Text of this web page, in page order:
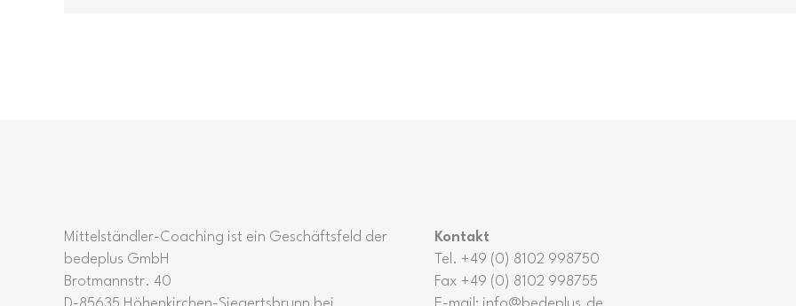
Mittelständler-Coaching ist ein Geschäftsfeld der
bedeplus GmbH
Brotmannstr. 40
Kontakt
Tel. +49 (0) 8102 998750
Fax +49 (0) 8102 998755